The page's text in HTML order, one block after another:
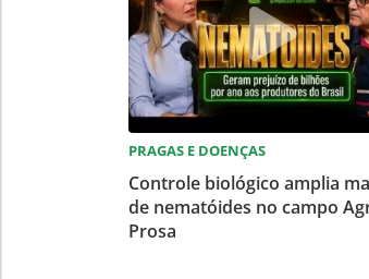
PRAGAS E DOENÇAS
Controle biológico amplia
de nematóides no campo
Prosa